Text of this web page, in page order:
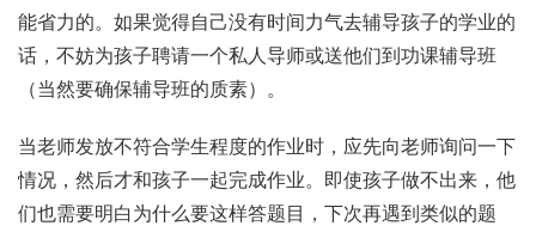
能省力的。如果觉得自己没有时间力气去辅导孩子的学业的
话，不妨为孩子聘请一个私人导师或送他们到功课辅导班
（当然要确保辅导班的质素）。
当老师发放不符合学生程度的作业时，应先向老师询问一下
情况，然后才和孩子一起完成作业。即使孩子做不出来，他
们也需要明白为什么要这样答题目，下次再遇到类似的题